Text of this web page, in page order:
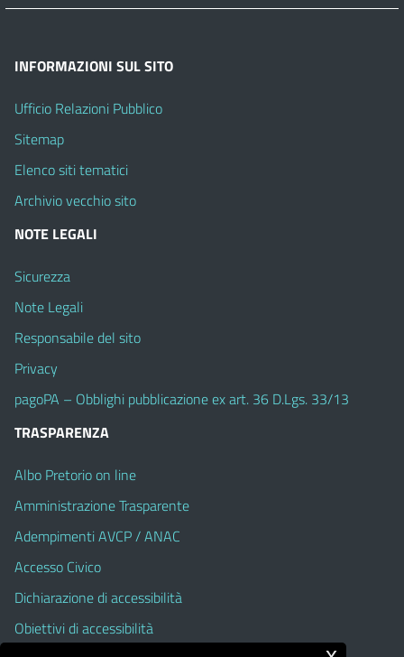
INFORMAZIONI SUL SITO
Ufficio Relazioni Pubblico
Sitemap
Elenco siti tematici
Archivio vecchio sito
NOTE LEGALI
Sicurezza
Note Legali
Responsabile del sito
Privacy
pagoPA – Obblighi pubblicazione ex art. 36 D.Lgs. 33/13
TRASPARENZA
Albo Pretorio on line
Amministrazione Trasparente
Adempimenti AVCP / ANAC
Accesso Civico
Dichiarazione di accessibilità
Obiettivi di accessibilità